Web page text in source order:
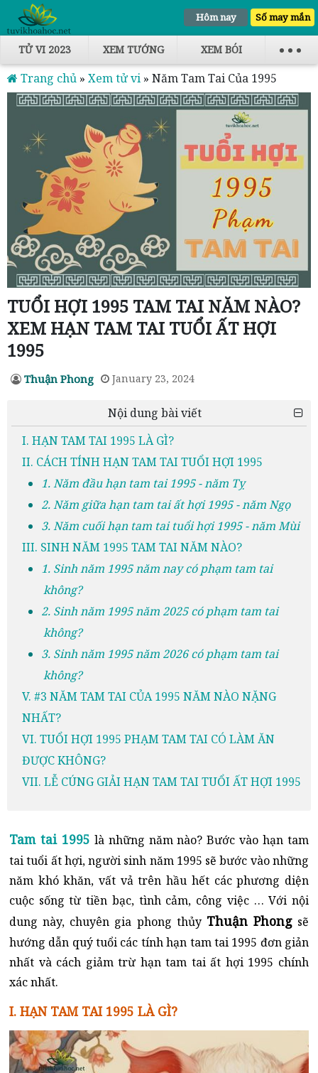
Hôm nay Số may mắn
TỬ VI 2023 XEM TƯỚNG XEM BÓI
Trang chủ » Xem tử vi » Năm Tam Tai Của 1995
TUỔI HỢI 1995 TAM TAI NĂM NÀO?
XEM HẠN TAM TAI TUỔI ẤT HỢI
1995
Thuận Phong January 23, 2024
Nội dung bài viết
I. HẠN TAM TAI 1995 LÀ GÌ?
II. CÁCH TÍNH HẠN TAM TAI TUỔI HỢI 1995
1. Năm đầu hạn tam tai 1995 - năm Tỵ
2. Năm giữa hạn tam tai ất hợi 1995 - năm Ngọ
3. Năm cuối hạn tam tai tuổi hợi 1995 - năm Mùi
III. SINH NĂM 1995 TAM TAI NĂM NÀO?
1. Sinh năm 1995 năm nay có phạm tam tai
không?
2. Sinh năm 1995 năm 2025 có phạm tam tai
không?
3. Sinh năm 1995 năm 2026 có phạm tam tai
không?
V. #3 NĂM TAM TAI CỦA 1995 NĂM NÀO NẶNG
NHẤT?
VI. TUỔI HỢI 1995 PHẠM TAM TAI CÓ LÀM ĂN
ĐƯỢC KHÔNG?
VII. LỄ CÚNG GIẢI HẠN TAM TAI TUỔI ẤT HỢI 1995
Tam tai 1995 là những năm nào? Bước vào hạn tam
tai tuổi ất hợi, người sinh năm 1995 sẽ bước vào những
năm khó khăn, vất vả trên hầu hết các phương diện
cuộc sống từ tiền bạc, tình cảm, công việc … Với nội
dung này, chuyên gia phong thủy Thuận Phongsẽ
hướng dẫn quý tuổi các tính hạn tam tai 1995 đơn giản
nhất và cách giảm trừ hạn tam tai ất hợi 1995 chính
xác nhất.
I. HẠN TAM TAI 1995 LÀ GÌ?